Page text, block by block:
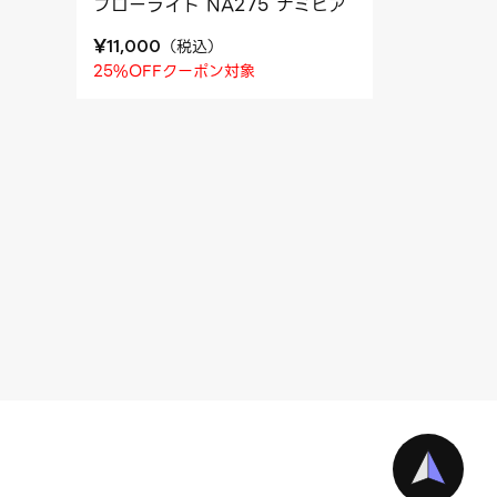
¥11,000 （税込）
25%OFFクーポン対象